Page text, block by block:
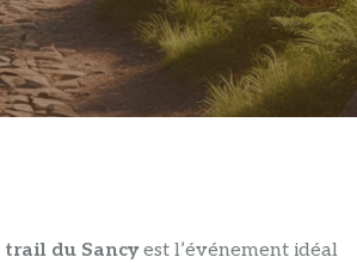
trail du Sancyest l’événement idéal